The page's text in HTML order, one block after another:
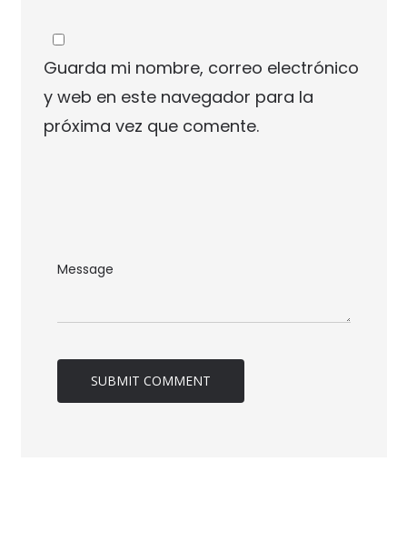
Guarda mi nombre, correo electrónico
y web en este navegador para la
próxima vez que comente.